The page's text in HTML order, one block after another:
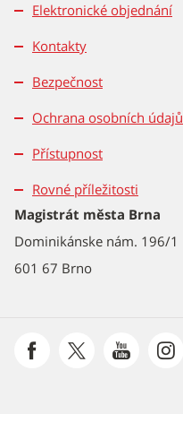
Elektronické objednání
Kontakty
Bezpečnost
Ochrana osobních údajů
Přístupnost
Rovné příležitosti
Magistrát města Brna
Dominikánske nám. 196/1
601 67 Brno